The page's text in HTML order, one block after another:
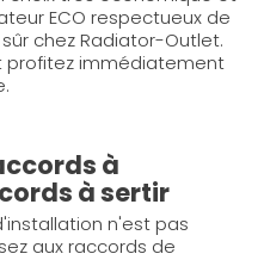
ECO respectueux de
chez Radiator-Outlet.
immédiatement
à
à sertir
n'est pas
aux raccords de